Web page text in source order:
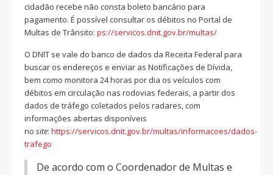
cidadão recebe não consta boleto bancário para
pagamento. É possível consultar os débitos no Portal de
Multas de Trânsito: ps://servicos.dnit.gov.br/multas/
O DNIT se vale do banco de dados da Receita Federal para
buscar os endereços e enviar as Notificações de Dívida,
bem como monitora 24 horas por dia os veículos com
débitos em circulação nas rodovias federais, a partir dos
dados de tráfego coletados pelos radares, com
informações abertas disponíveis
no site: https://servicos.dnit.gov.br/multas/informacoes/dados-
trafego
De acordo com o Coordenador de Multas e